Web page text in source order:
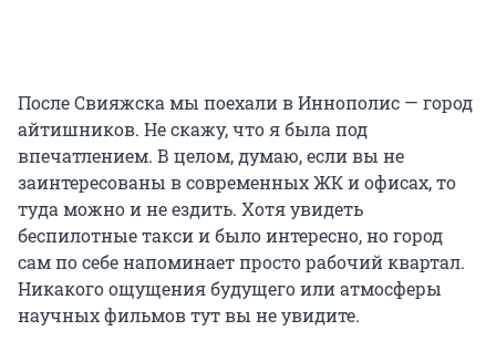
После Свияжска мы поехали в Иннополис — город
айтишников. Не скажу, что я была под
впечатлением. В целом, думаю, если вы не
заинтересованы в современных ЖК и офисах, то
туда можно и не ездить. Хотя увидеть
беспилотные такси и было интересно, но город
сам по себе напоминает просто рабочий квартал.
Никакого ощущения будущего или атмосферы
научных фильмов тут вы не увидите.